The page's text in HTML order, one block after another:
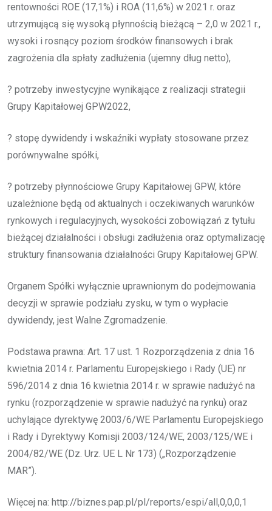
rentowności ROE (17,1%) i ROA (11,6%) w 2021 r. oraz
utrzymującą się wysoką płynnością bieżącą – 2,0 w 2021 r.,
wysoki i rosnący poziom środków finansowych i brak
zagrożenia dla spłaty zadłużenia (ujemny dług netto),
? potrzeby inwestycyjne wynikające z realizacji strategii
Grupy Kapitałowej GPW2022,
? stopę dywidendy i wskaźniki wypłaty stosowane przez
porównywalne spółki,
? potrzeby płynnościowe Grupy Kapitałowej GPW, które
uzależnione będą od aktualnych i oczekiwanych warunków
rynkowych i regulacyjnych, wysokości zobowiązań z tytułu
bieżącej działalności i obsługi zadłużenia oraz optymalizację
struktury finansowania działalności Grupy Kapitałowej GPW.
Organem Spółki wyłącznie uprawnionym do podejmowania
decyzji w sprawie podziału zysku, w tym o wypłacie
dywidendy, jest Walne Zgromadzenie.
Podstawa prawna: Art. 17 ust. 1 Rozporządzenia z dnia 16
kwietnia 2014 r. Parlamentu Europejskiego i Rady (UE) nr
596/2014 z dnia 16 kwietnia 2014 r. w sprawie nadużyć na
rynku (rozporządzenie w sprawie nadużyć na rynku) oraz
uchylające dyrektywę 2003/6/WE Parlamentu Europejskiego
i Rady i Dyrektywy Komisji 2003/124/WE, 2003/125/WE i
2004/82/WE (Dz. Urz. UE L Nr 173) („Rozporządzenie
MAR”).
Więcej na: http://biznes.pap.pl/pl/reports/espi/all,0,0,0,1